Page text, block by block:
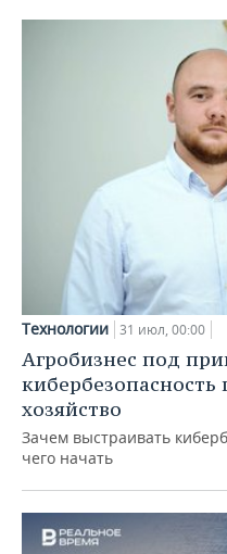
Технологии 31 июл, 00:00
Агробизнес под
кибербезопасность
хозяйство
Зачем выстраивать
чего начать